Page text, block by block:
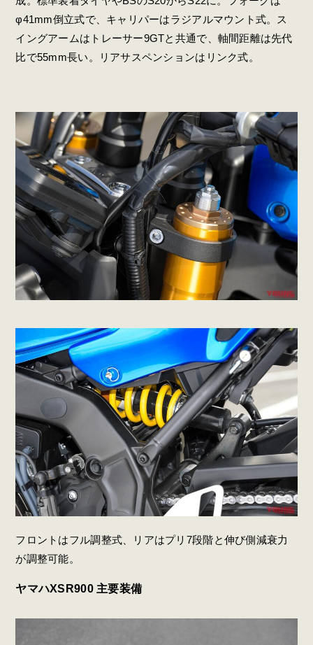
φ41mm倒立式で、キャリパーはラジアルマウント式。ス
イングアームはトレーサー9GTと共通で、軸間距離は先代
比で55mm長い。リアサスペンションはリンク式。
フロントはフル調整式、リアはプリ7段階と伸び側減衰力
が調整可能。
ヤマハXSR900 主要装備